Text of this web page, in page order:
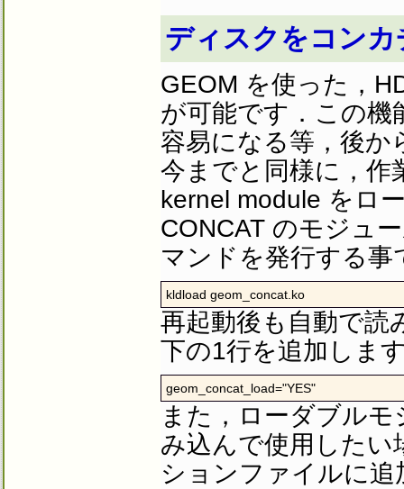
ディスクをコンカ
GEOM を使った，
が可能です．この機
容易になる等，後か
今までと同様に，作
kernel module をロ
CONCAT のモジュ
マンドを発行する
kldload geom_concat.ko
再起動後も自動で読
下の1行を追加しま
geom_concat_load="YES"
また，ローダブル
み込んで使用したい
ションファイルに